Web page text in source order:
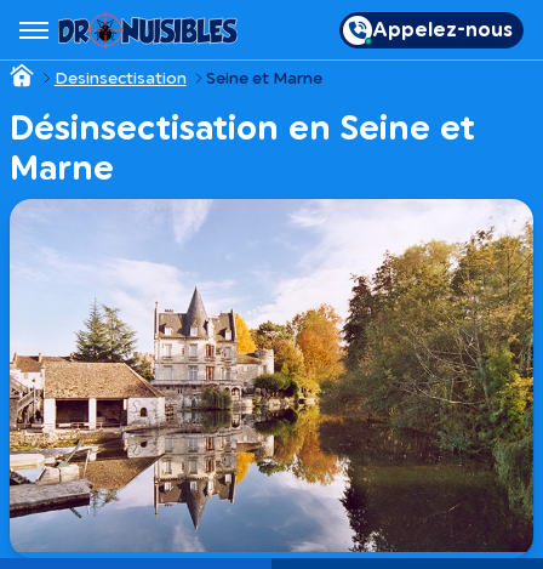
Appelez-nous
Desinsectisation Seine et Marne
Désinsectisation en Seine et
Marne